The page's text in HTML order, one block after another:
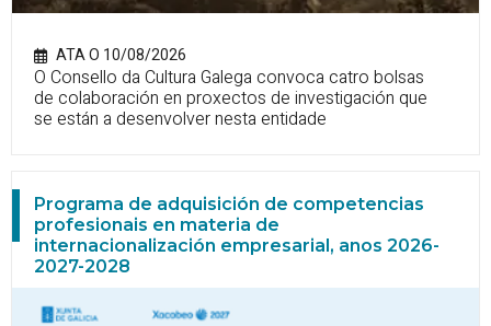
ATA O 10/08/2026
O Consello da Cultura Galega convoca catro bolsas
de colaboración en proxectos de investigación que
se están a desenvolver nesta entidade
Programa de adquisición de competencias
profesionais en materia de
internacionalización empresarial, anos 2026-
2027-2028